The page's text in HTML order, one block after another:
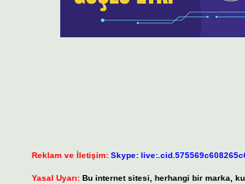
Reklam ve İletişim: Skype:
Yasal Uyarı: Bu internet sitesi, herhangi bir marka,